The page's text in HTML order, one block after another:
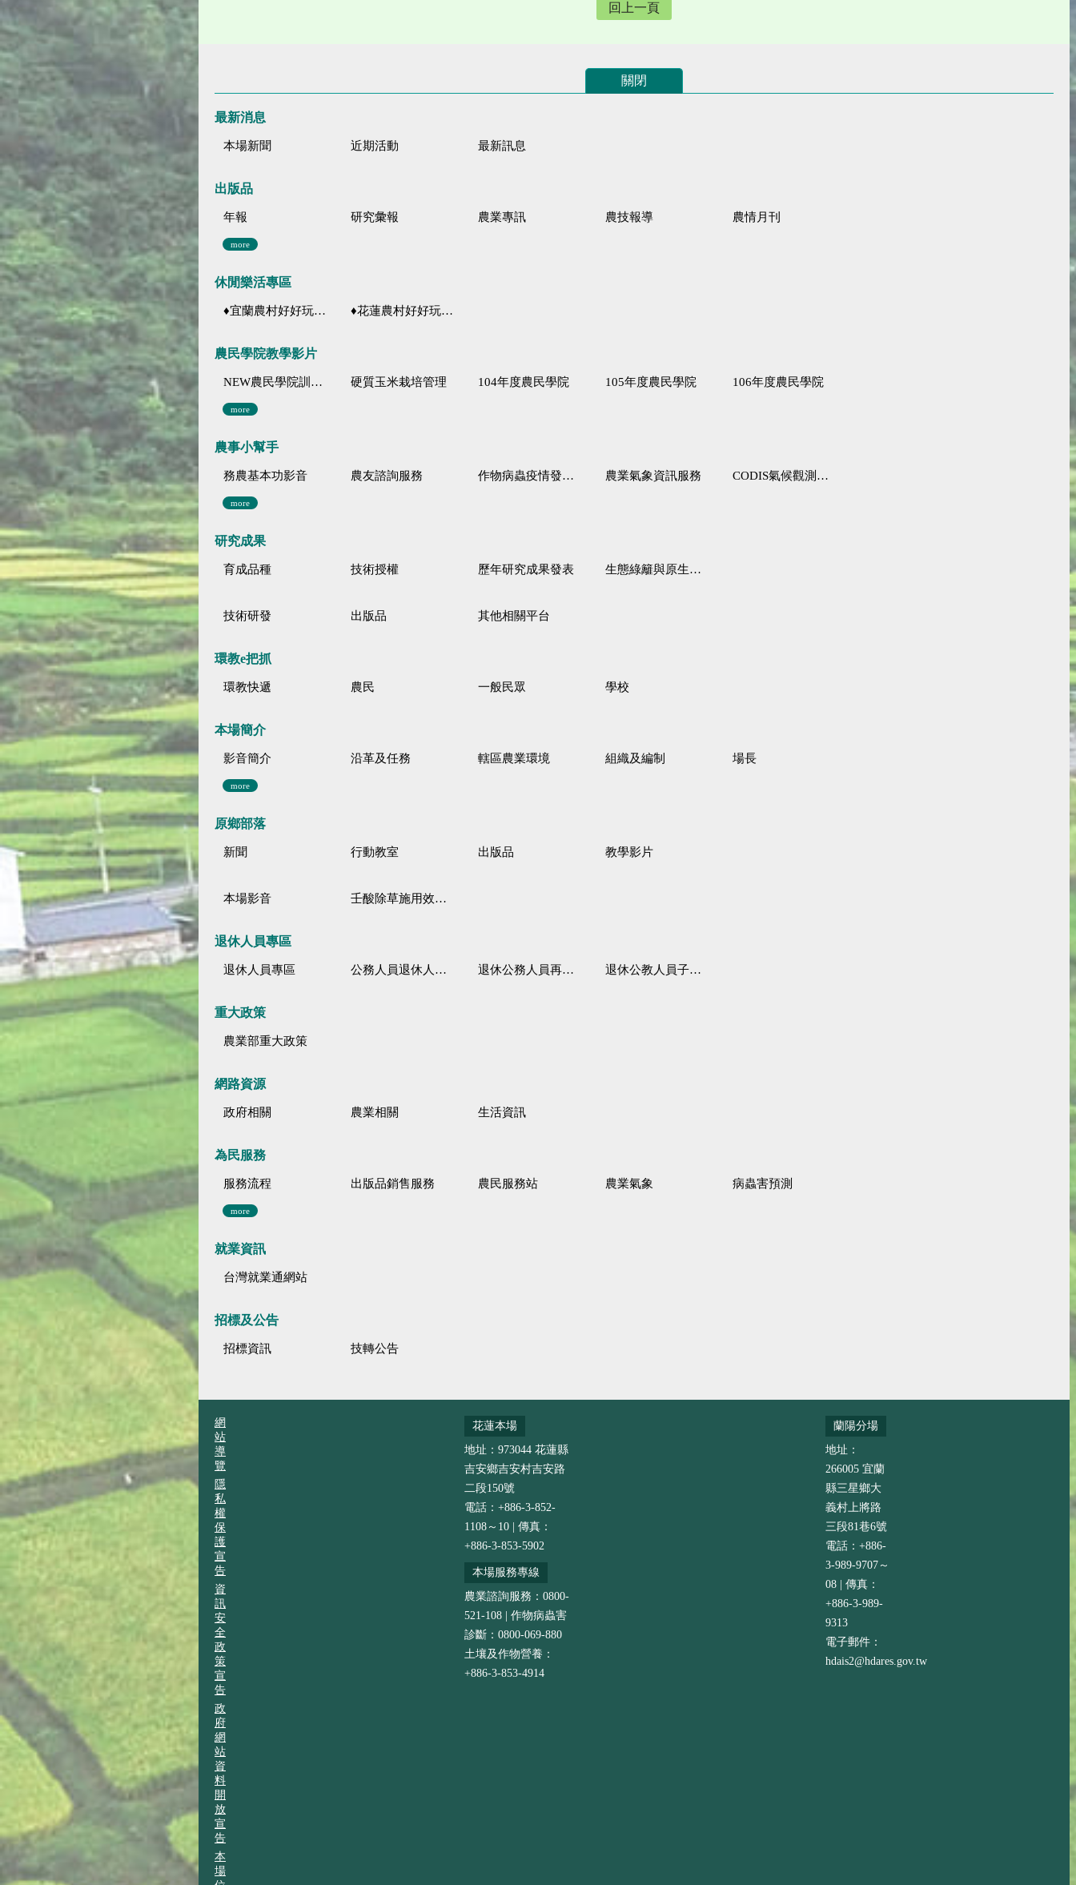
回上一頁
關閉
最新消息
本場新聞 近期活動 最新訊息
出版品
年報 研究彙報 農業專訊 農技報導 農情月刊
more
休閒樂活專區
♦宜蘭農村好好玩 ♦「農、藝、山、水」四條遊程推薦 ♦花蓮農村好好玩♦「原、生、慢、活」四條遊程推薦
農民學院教學影片
NEW農民學院訓練影音分類 硬質玉米栽培管理 104年度農民學院 105年度農民學院 106年度農民學院
more
農事小幫手
務農基本功影音 農友諮詢服務 作物病蟲疫情發生預測 農業氣象資訊服務 CODIS氣候觀測資料查詢服務
more
研究成果
育成品種 技術授權 歷年研究成果發表 生態綠籬與原生野花植生毯
技術研發 出版品 其他相關平台
環教e把抓
環教快遞 農民 一般民眾 學校
本場簡介
影音簡介 沿革及任務 轄區農業環境 組織及編制 場長
more
原鄉部落
新聞 行動教室 出版品 教學影片
本場影音 壬酸除草施用效果觀察
退休人員專區
退休人員專區 公務人員退休人員法施行細則 退休公務人員再任職務 退休公教人員子女教育補助規定
重大政策
農業部重大政策
網路資源
政府相關 農業相關 生活資訊
為民服務
服務流程 出版品銷售服務 農民服務站 農業氣象 病蟲害預測
more
就業資訊
台灣就業通網站
招標及公告
招標資訊 技轉公告
網
站
導
覽
隱
私
權
保
護
宣
告
資
訊
安
全
政
策
宣
告
政
府
網
站
資
料
開
放
宣
告
本
場
花蓮本場
地址：973044 花蓮縣
吉安鄉吉安村吉安路
二段150號
電話：+886-3-852-
1108～10 | 傳真：
+886-3-853-5902
本場服務專線
農業諮詢服務：0800-
521-108 | 作物病蟲害
診斷：0800-069-880
土壤及作物營養：
+886-3-853-4914
蘭陽分場
地址：
266005 宜蘭
縣三星鄉大
義村上將路
三段81巷6號
電話：+886-
3-989-9707～
08 | 傳真：
+886-3-989-
9313
電子郵件：
hdais2@hdares.gov.tw